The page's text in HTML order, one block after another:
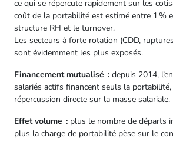
ce qui se répercute rapidement sur les
coût de la portabilité est estimé entre 1 %
structure RH et le turnover.
Les secteurs à forte rotation (CDD,
sont évidemment les plus exposés.
Financement mutualisé : depuis 2014,
salariés actifs financent seuls la
répercussion directe sur la masse salariale.
Effet volume : plus le nombre de départs
plus la charge de portabilité pèse sur le